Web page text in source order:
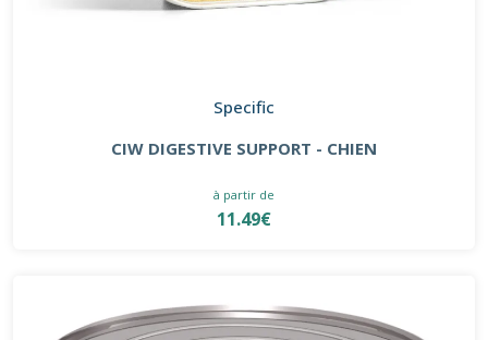
Specific
CIW DIGESTIVE SUPPORT - CHIEN
à partir de
11.49€